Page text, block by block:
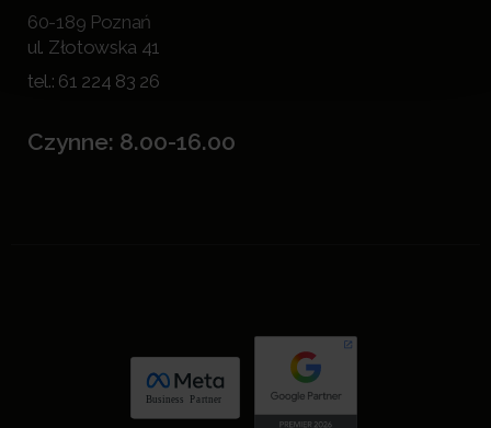
60-189 Poznań
ul. Złotowska 41
tel.: 61 224 83 26
Czynne: 8.00-16.00